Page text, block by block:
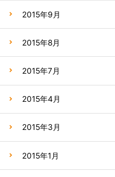
2015年9月
2015年8月
2015年7月
2015年4月
2015年3月
2015年1月